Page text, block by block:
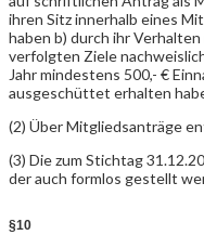
ihren Sitz innerhalb eines
haben b) durch ihr
verfolgten Ziele
Jahr mindestens 500,- €
ausgeschüttet erhalten
(2) Über Mitgliedsanträge
(3) Die zum Stichtag
der auch formlos gestellt
§10